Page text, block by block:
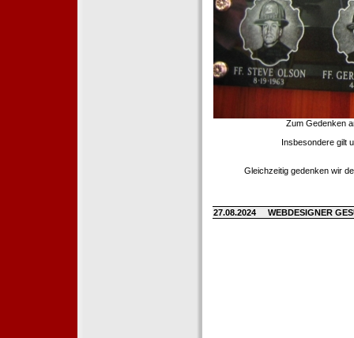
Zum Gedenken
Insbesondere gilt
Gleichzeitig gedenken wir
27.08.2024 WEBDESIGNER